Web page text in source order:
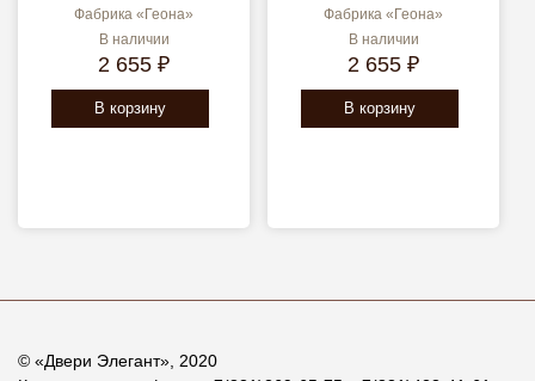
Фабрика «Геона»
В наличии
2 655 ₽
В корзину
Фабрика «Геона»
В наличии
2 655 ₽
В корзину
© «Двери Элегант», 2020